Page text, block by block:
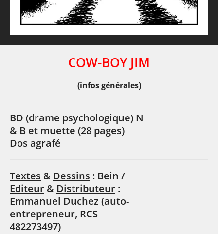
COW-BOY JIM
(infos générales)
BD (drame psychologique) N
& B et muette (28 pages)
Dos agrafé
Textes & Dessins : Bein /
Editeur & Distributeur :
Emmanuel Duchez (auto-
entrepreneur, RCS
482273497)